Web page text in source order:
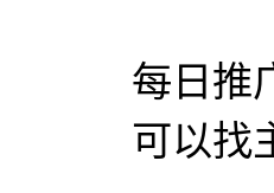
每日推
可以找